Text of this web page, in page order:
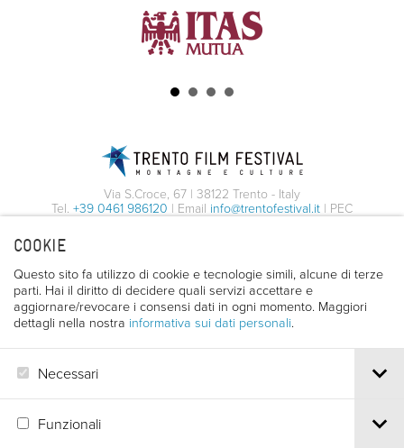
COOKIE
Questo sito fa utilizzo di cookie e tecnologie simili, alcune di terze
parti. Hai il diritto di decidere quali servizi accettare e
aggiornare/revocare i consensi dati in ogni momento. Maggiori
dettagli nella nostra informativa sui dati personali.
Necessari
Funzionali
Via S.Croce, 67 | 38122 Trento - Italy
Tel. +39 0461 986120 | Email info@trentofestival.it | PEC
trentofilmfestival@pec.it